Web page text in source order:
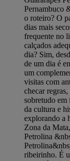
Pernambuco
o roteiro? O
dias mais
frequente no
calçados
dia? Sim,
de um dia é
um
visitas com
checar
sobretudo em
da cultura e
explorando a
Zona da
Petrolina
ribeirinho. É